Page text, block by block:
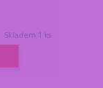
Skladem 1 ks